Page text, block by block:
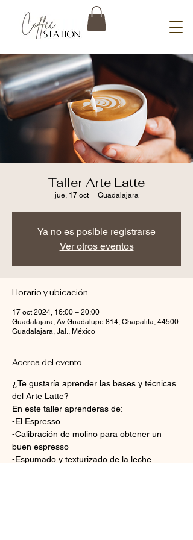
Taller Arte Latte
jue, 17 oct
  |
Guadalajara
Ya no es posible registrarse
Ver otros eventos
Horario y ubicación
17 oct 2024, 16:00 – 20:00
Guadalajara, Av Guadalupe 814, Chapalita, 44500
Guadalajara, Jal., México
Acerca del evento
¿Te gustaría aprender las bases y técnicas
del Arte Latte?
En este taller aprenderas de:
-El Espresso
-Calibración de molino para obtener un
buen espresso
-Espumado y texturizado de la leche